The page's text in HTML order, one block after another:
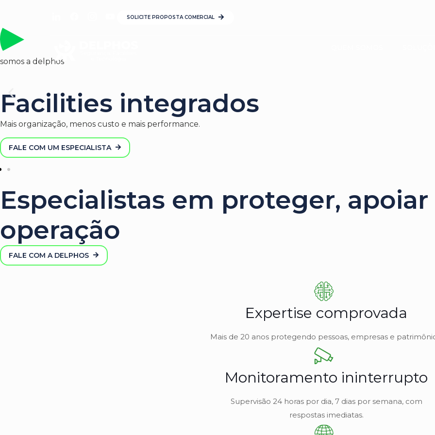
SOLICITE PROPOSTA COMERCIAL
somos a delphos
Facilities integrados
Mais organização, menos custo e mais performance.
FALE COM UM ESPECIALISTA
Especialistas em proteger,
operação
FALE COM A DELPHOS
Expertise comprovada
Mais de 20 anos protegendo pessoas, empresas e
Monitoramento ininterrupto
Supervisão 24 horas por dia, 7 dias por semana, com
respostas imediatas.